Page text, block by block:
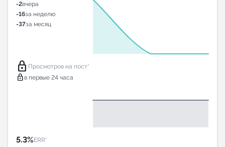
-2вчера
-16за неделю
-37за месяц
lock Просмотров на пост*
lock в первые 24 часа
5.3%ERR*